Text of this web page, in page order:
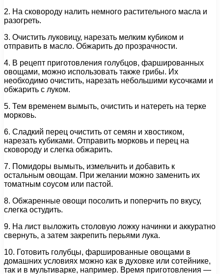
2. На сковороду налить немного растительного масла и
разогреть.
3. Очистить луковицу, нарезать мелким кубиком и
отправить в масло. Обжарить до прозрачности.
4. В рецепт приготовления голубцов, фаршированных
овощами, можно использовать также грибы. Их
необходимо очистить, нарезать небольшими кусочками и
обжарить с луком.
5. Тем временем вымыть, очистить и натереть на терке
морковь.
6. Сладкий перец очистить от семян и хвостиком,
нарезать кубиками. Отправить морковь и перец на
сковороду и слегка обжарить.
7. Помидоры вымыть, измельчить и добавить к
остальным овощам. При желании можно заменить их
томатным соусом или пастой.
8. Обжаренные овощи посолить и поперчить по вкусу,
слегка остудить.
9. На лист выложить столовую ложку начинки и аккуратно
свернуть, а затем закрепить перьями лука.
10. Готовить голубцы, фаршированные овощами в
домашних условиях можно как в духовке или сотейнике,
так и в мультиварке, например. Время приготовления —